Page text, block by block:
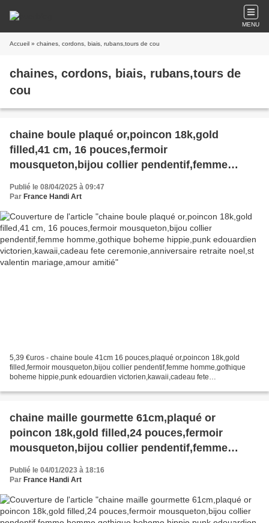
MENU
Accueil » chaines, cordons, biais, rubans,tours de cou
chaines, cordons, biais, rubans,tours de
cou
chaine boule plaqué or,poincon 18k,gold
filled,41 cm, 16 pouces,fermoir
mousqueton,bijou collier pendentif,femme
homme,gothique boheme hippie,punk
edouardien victorien,kawaii,cadeau fete
mariage,amour amitié
Publié le 08/04/2025 à 09:47
Par France Handi Art
5,39 €uros - chaine boule 41cm 16 pouces,plaqué or,poincon 18k,gold
filled,fermoir mousqueton,bijou collier pendentif,femme homme,gothique
boheme hippie,punk edouardien victorien,kawaii,cadeau fete
chaine maille gourmette 61cm,plaqué or
poincon 18k,gold filled,24 pouces,fermoir
mousqueton,bijou collier pendentif,femme
edouardien victorien,kawa
Publié le 04/01/2023 à 18:16
Par France Handi Art